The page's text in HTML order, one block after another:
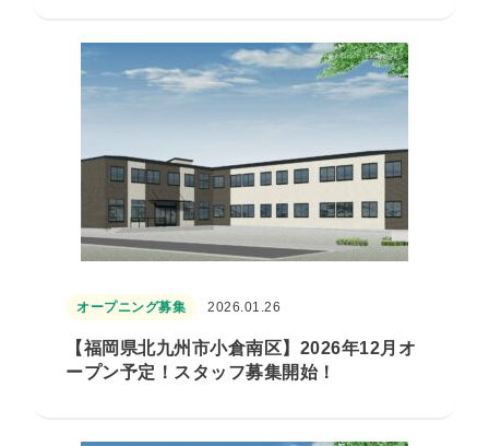
オープニング募集 2026.01.26
【福岡県北九州市小倉南区】2026年12月オ
ープン予定！スタッフ募集開始！